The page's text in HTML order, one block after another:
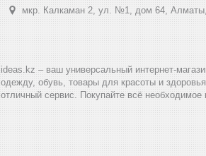
мкр. Калкаман 2, ул. №1, дом 64, Алматы,
ideas.kz – ваш универсальный интернет-
одежду, обувь, товары для красоты и
отличный сервис. Покупайте всё